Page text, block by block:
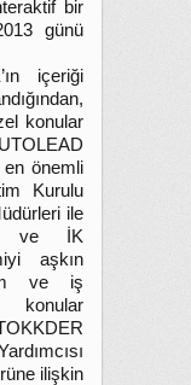
bir
günü
içeriği
konular
en önemli
Kurulu
ile
ve İK
aşkın
ve iş
konular
ilişkin